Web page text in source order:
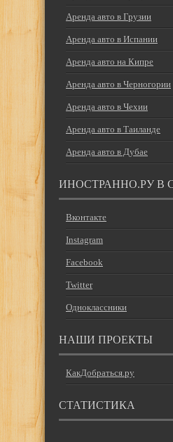
Аренда авто в Грузии
Аренда авто в Испании
Аренда авто на Кипре
Аренда авто в Черногории
Аренда авто в Чехии
Аренда авто в Таиланде
Аренда авто в Дубае
ИНОСТРАННО.РУ В
Вконтакте
Instagram
Facebook
Twitter
Одноклассники
НАШИ ПРОЕКТЫ
КакДобраться.ру
СТАТИСТИКА